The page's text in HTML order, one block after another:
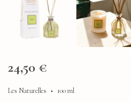
24,50 €
Les Naturelles • 100 ml